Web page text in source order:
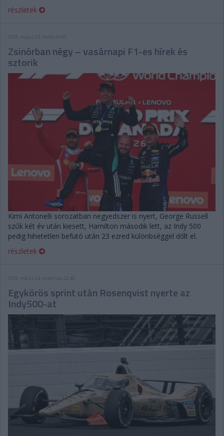
részletek
2026. május 25. hétfő, 06:00
Zsinórban négy – vasárnapi F1-es hírek és
sztorik
Kimi Antonelli sorozatban negyedszer is nyert, George Russell
szűk két év után kiesett, Hamilton második lett, az Indy 500
pedig hihetetlen befutó után 23 ezred különbséggel dőlt el.
részletek
2026. május 24. vasárnap, 22:40
Egykörös sprint után Rosenqvist nyerte az
Indy500-at